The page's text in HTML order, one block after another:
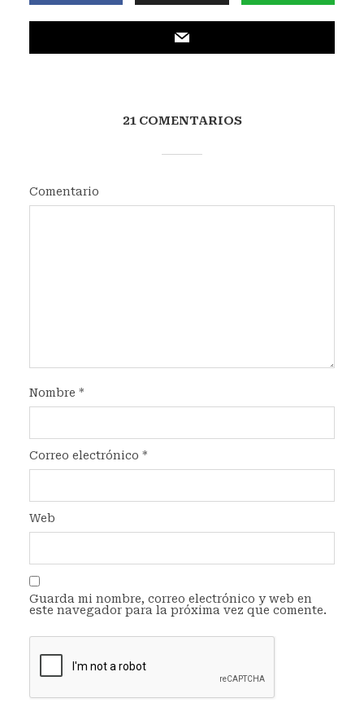
21 COMENTARIOS
Comentario
Nombre *
Correo electrónico *
Web
Guarda mi nombre, correo electrónico y web en
este navegador para la próxima vez que comente.